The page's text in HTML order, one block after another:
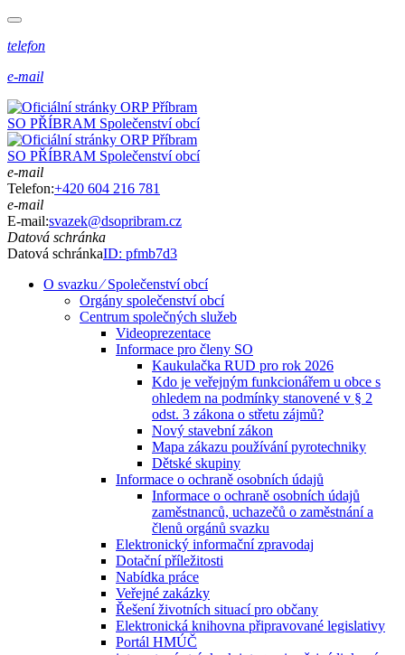
telefon
e-mail
SO PŘÍBRAM Společenství obcí
SO PŘÍBRAM Společenství obcí
e-mail
Telefon:+420 604 216 781
e-mail
E-mail:svazek@dsopribram.cz
Datová schránka
Datová schránkaID: pfmb7d3
O svazku ⁄ Společenství obcí
Orgány společenství obcí
Centrum společných služeb
Videoprezentace
Informace pro členy SO
Kaukulačka RUD pro rok 2026
Kdo je veřejným funkcionářem u obce s
ohledem na podmínky stanovené v § 2
odst. 3 zákona o střetu zájmů?
Nový stavební zákon
Mapa zákazu používání pyrotechniky
Dětské skupiny
Informace o ochraně osobních údajů
Informace o ochraně osobních údajů
zaměstnanců, uchazečů o zaměstnání a
členů orgánů svazku
Elektronický informační zpravodaj
Dotační příležitosti
Nabídka práce
Veřejné zakázky
Řešení životních situací pro občany
Elektronická knihovna připravované legislativy
Portál HMÚČ